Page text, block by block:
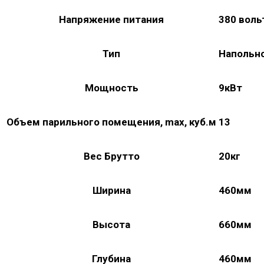
Напряжение питания 380
Тип
Мощность 9кВт
Объем парильного помещения, max, куб.м 13
Вес Брутто 20кг
Ширина 460мм
Высота 660мм
Глубина 460мм